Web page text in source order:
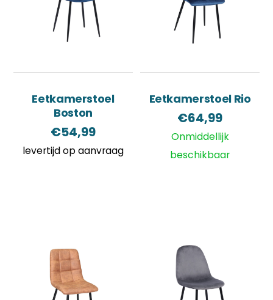
Eetkamerstoel
Boston
€54,99
levertijd op aanvraag
Eetkamerstoel Rio
€64,99
Onmiddellijk
beschikbaar